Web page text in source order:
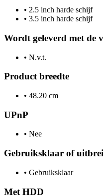
• 2.5 inch harde schijf
• 3.5 inch harde schijf
Wordt geleverd met de
• N.v.t.
Product breedte
• 48.20 cm
UPnP
• Nee
Gebruiksklaar of
• Gebruiksklaar
Met HDD